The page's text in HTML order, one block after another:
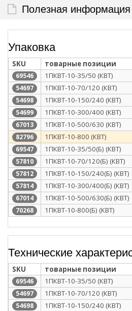
Полезная информация
Упаковка
SKU товарные позиции
69546 1ПКВТ-10-35/50 (КВТ)
54697 1ПКВТ-10-70/120 (КВТ)
54698 1ПКВТ-10-150/240 (КВТ)
54699 1ПКВТ-10-300/400 (КВТ)
67013 1ПКВТ-10-500/630 (КВТ)
82796 1ПКВТ-10-800 (КВТ)
69547 1ПКВТ-10-35/50(Б) (КВТ)
57810 1ПКВТ-10-70/120(Б) (КВТ)
57812 1ПКВТ-10-150/240(Б) (КВТ)
57814 1ПКВТ-10-300/400(Б) (КВТ)
67014 1ПКВТ-10-500/630(Б) (КВТ)
70268 1ПКВТ-10-800(Б) (КВТ)
Технические
SKU товарные позиции
69546 1ПКВТ-10-35/50 (КВТ)
54697 1ПКВТ-10-70/120 (КВТ)
54698 1ПКВТ-10-150/240 (КВТ)